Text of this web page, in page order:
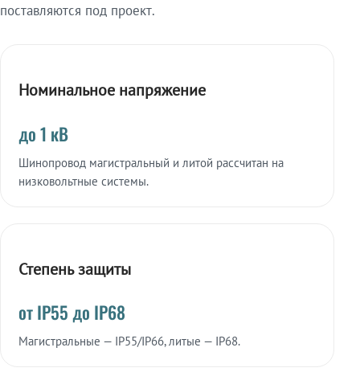
поставляются под проект.
Номинальное напряжение
до 1 кВ
Шинопровод магистральный и литой рассчитан на
низковольтные системы.
Степень защиты
от IP55 до IP68
Магистральные — IP55/IP66, литые — IP68.